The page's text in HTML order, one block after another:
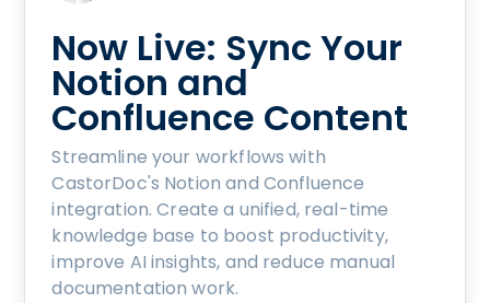
Now Live: Sync Your
Notion and
Confluence Content
Streamline your workflows with
CastorDoc's Notion and Confluence
integration. Create a unified, real-time
knowledge base to boost productivity,
improve AI insights, and reduce manual
documentation work.